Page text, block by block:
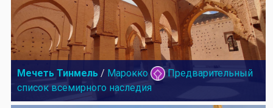
Мечеть Тинмель / Марокко
Предварительный
список всемирного наследия